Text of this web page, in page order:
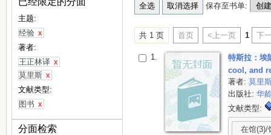
主题:
经验 x
著者:
王正林译 x
莫里斯 x
文献类型:
图书 x
分面检索
保存至书单:
共 1 页 首页 <上一页 1 下
1.
特斯拉：
cool, and
著者:莫里
出版社:华
文献类型:
在馆(3)/